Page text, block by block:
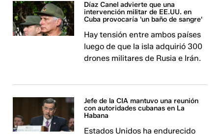
Díaz Canel advierte que una
intervención militar de EE.UU. en
Cuba provocaría 'un baño de sangre'
Hay tensión entre ambos países
luego de que la isla adquirió 300
drones militares de Rusia e Irán.
Jefe de la CIA mantuvo una reunión
con autoridades cubanas en La
Habana
Estados Unidos ha endurecido